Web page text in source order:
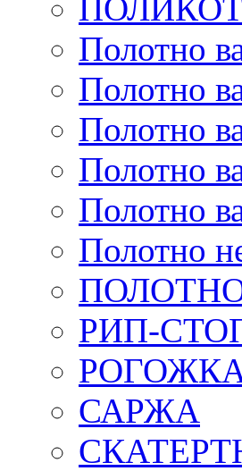
Полотно
Полотно
Полотно
Полотно
Полотно
Полотно
РИП-
САРЖА